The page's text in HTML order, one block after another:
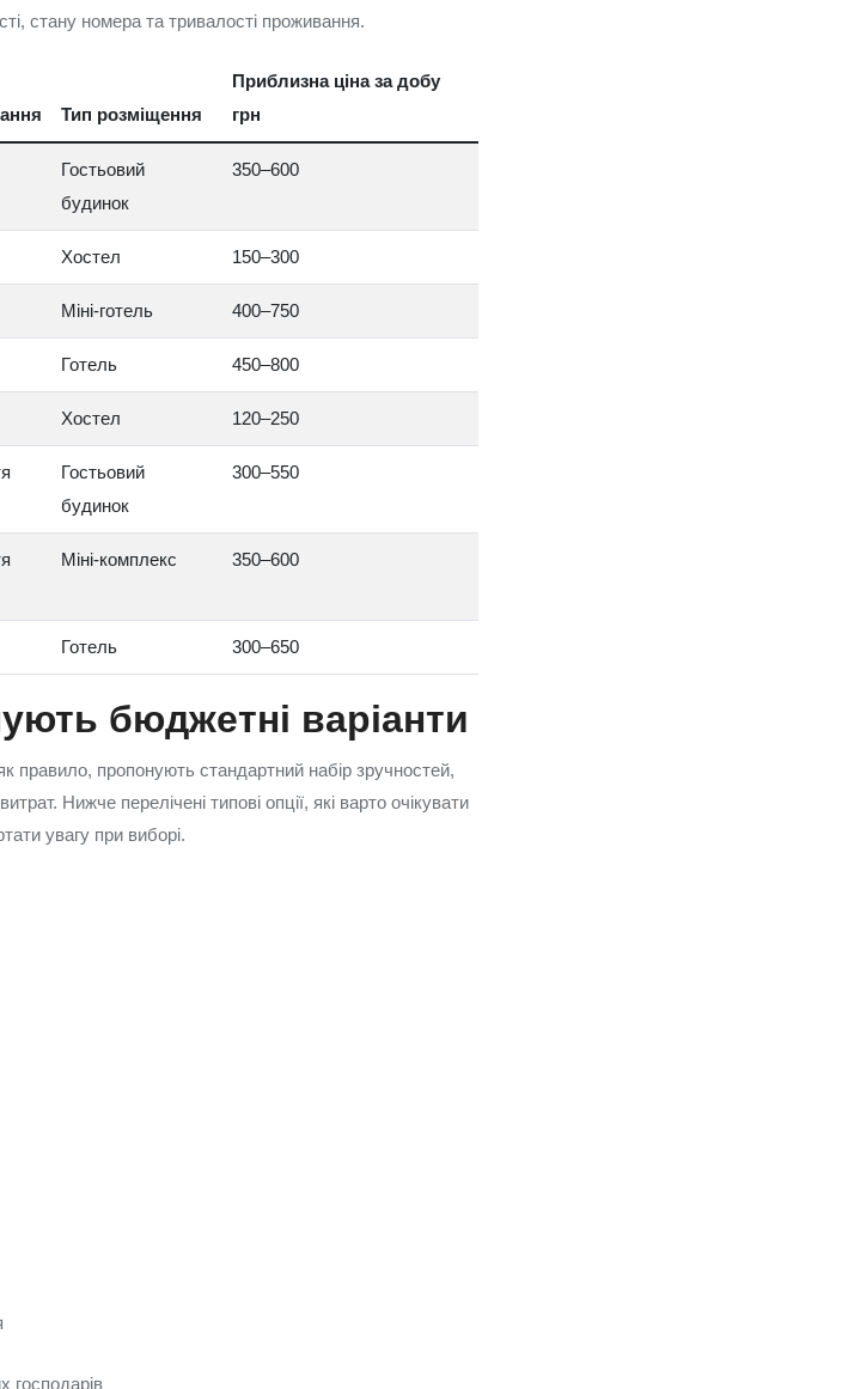
стану номера та тривалості проживання.
Тип розміщення
Приблизна ціна за добу
грн
Гостьовий
будинок
350–600
Хостел 150–300
Міні‑готель 400–750
Готель 450–800
Хостел 120–250
Гостьовий
будинок
300–550
Міні‑комплекс 350–600
Готель 300–650
бюджетні варіанти
правило, пропонують стандартний набір зручностей,
Нижче перелічені типові опції, які варто очікувати
увагу при виборі.
господарів